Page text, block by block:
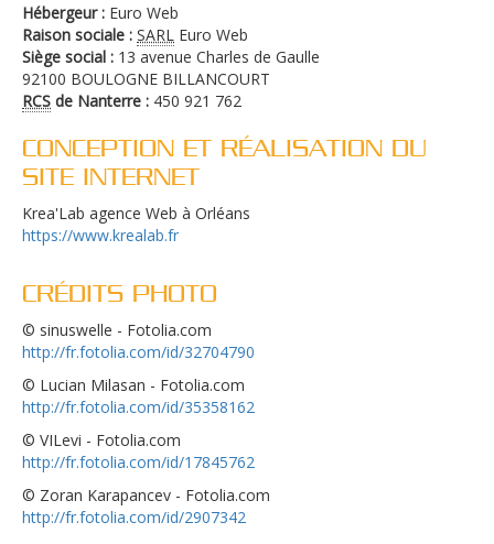
Hébergeur : Euro Web
Raison sociale : SARL Euro Web
Siège social : 13 avenue Charles de Gaulle
92100 BOULOGNE BILLANCOURT
RCS de Nanterre : 450 921 762
CONCEPTION ET RÉALISATION DU
SITE INTERNET
Krea'Lab agence Web à Orléans
https://www.krealab.fr
CRÉDITS PHOTO
© sinuswelle - Fotolia.com
http://fr.fotolia.com/id/32704790
© Lucian Milasan - Fotolia.com
http://fr.fotolia.com/id/35358162
© VILevi - Fotolia.com
http://fr.fotolia.com/id/17845762
© Zoran Karapancev - Fotolia.com
http://fr.fotolia.com/id/2907342